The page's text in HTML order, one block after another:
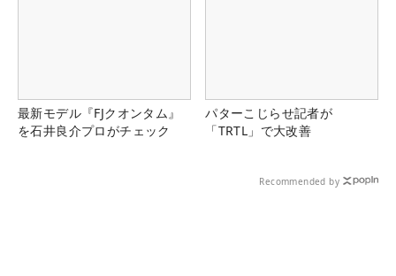
最新モデル『FJクオンタム』
を石井良介プロがチェック
パターこじらせ記者が
「TRTL」で大改善
Recommended by